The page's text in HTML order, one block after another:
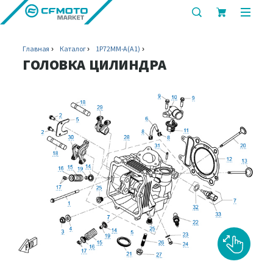
показать
Главная Каталог 1P72MM-A(A1)
ГОЛОВКА ЦИЛИНДРА